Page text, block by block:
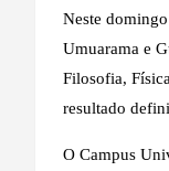
Neste
Umuarama e
Filosofia,
resultado
O Campus